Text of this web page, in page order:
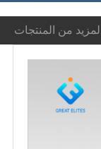
المزيد من المنتجات